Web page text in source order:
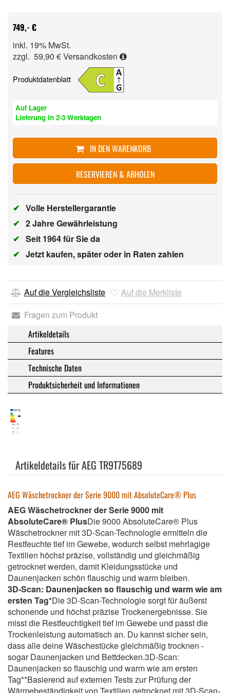
749,- €
inkl. 19% MwSt.
zzgl. 59,90 €Versandkosten
Produktdatenblatt
Auf Lager
Lieferung in 2-3 Werktagen
IN DEN WARENKORB
RESERVIEREN & ABHOLEN
✔ Volle Herstellergarantie
✔ 2 Jahre Gewährleistung
✔ Seit 1964 für Sie da
✔ Jetzt kaufen, später oder in Raten zahlen
Auf die Vergleichsliste
Auf die Merkliste
Fragen zum Produkt
Artikeldetails
Features
Technische Daten
Produktsicherheit und Informationen
Artikeldetails für AEG TR9T75689
AEG Wäschetrockner der Serie 9000 mit AbsoluteCare® Plus
AEG Wäschetrockner der Serie 9000 mit
AbsoluteCare® PlusDie 9000 AbsoluteCare® Plus
Wäschetrockner mit 3D-Scan-Technologie ermitteln die
Restfeuchte tief im Gewebe, wodurch selbst mehrlagige
Textilien höchst präzise, vollständig und gleichmäßig
getrocknet werden, damit Kleidungsstücke und
Daunenjacken schön flauschig und warm bleiben.
3D-Scan: Daunenjacken so flauschig und warm wie am
ersten Tag*Die 3D-Scan-Technologie sorgt für äußerst
schonende und höchst präzise Trockenergebnisse. Sie
misst die Restfeuchtigkeit tief im Gewebe und passt die
Trockenleistung automatisch an. Du kannst sicher sein,
dass alle deine Wäschestücke gleichmäßig trocknen -
sogar Daunenjacken und Bettdecken.3D-Scan:
Daunenjacken so flauschig und warm wie am ersten
Tag**Basierend auf externen Tests zur Prüfung der
Wärmebeständigkeit von Textilien getrocknet mit 3D-Scan-